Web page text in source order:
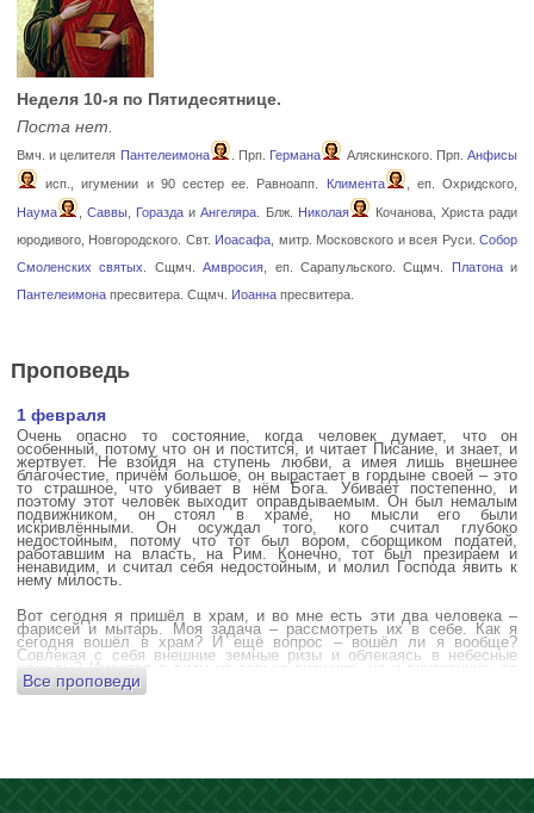
Неделя 10-я по Пятидесятнице.
Поста нет.
Вмч. и целителя Пантелеимона . Прп. Германа Аляскинского. Прп.Анфисы
исп., игумении и 90 сестер ее. Равноапп.
Климента
, еп. Охридского,
Наума
,Саввы Горазда иАнгеляра . Блж. Николая
Кочанова, Христа ради
юродивого, Новгородского. Свт. Иоасафа , митр. Московского и всея Руси.Собор
Смоленских святых
. Сщмч.Амвросия , еп. Сарапульского. Сщмч. Платонаи
Пантелеимонапресвитера. Сщмч. Иоаннапресвитера.
Проповедь
1 февраля
Очень опасно то состояние, когда человек думает, что он
особенный, потому что он и постится, и читает Писание, и знает, и
жертвует. Не взойдя на ступень любви, а имея лишь внешнее
благочестие, причём большое, он вырастает в гордыне своей – это
то страшное, что убивает в нём Бога. Убивает постепенно, и
поэтому этот человек выходит оправдываемым. Он был немалым
подвижником, он стоял в храме, но мысли его были
искривлёнными. Он осуждал того, кого считал глубоко
недостойным, потому что тот был вором, сборщиком податей,
работавшим на власть, на Рим. Конечно, тот был презираем и
ненавидим, и считал себя недостойным, и молил Господа явить к
нему милость.
Вот сегодня я пришёл в храм, и во мне есть эти два человека –
фарисей и мытарь. Моя задача – рассмотреть их в себе. Как я
сегодня вошёл в храм? И ещё вопрос – вошёл ли я вообще?
Совлекая с себя внешние земные ризы и облекаясь в небесные
одежды? Имеется в виду не только внешние, но и внутренние, то
есть помыслы.
сердца?
Все проповеди